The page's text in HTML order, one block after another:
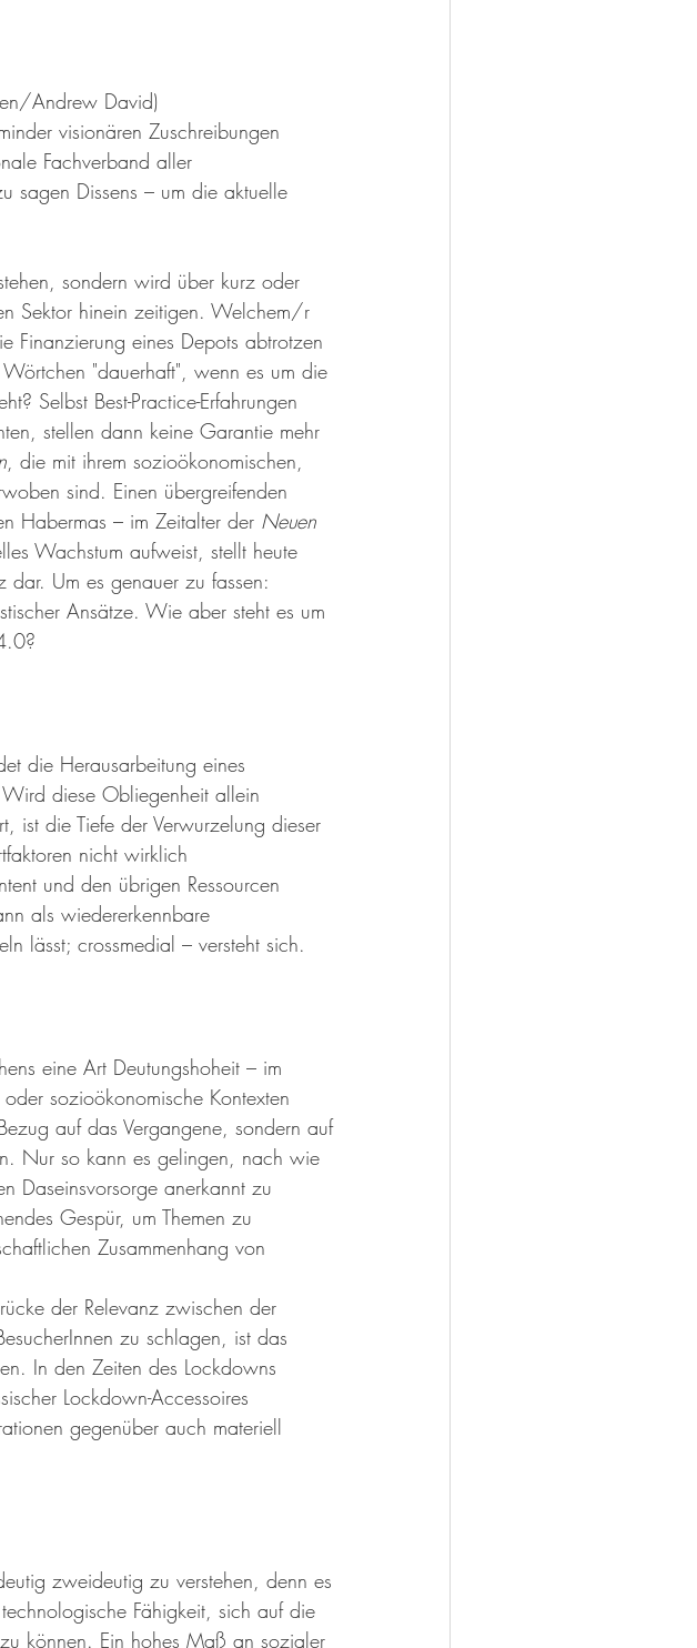
Andrew David)
visionären Zuschreibungen
Fachverband aller
sagen Dissens – um die aktuelle
sondern wird über kurz oder
Sektor hinein zeitigen. Welchem/r
Finanzierung eines Depots abtrotzen
"dauerhaft", wenn es um die
Selbst Best-Practice-Erfahrungen
stellen dann keine Garantie mehr
, die mit ihrem sozioökonomischen,
sind. Einen übergreifenden
Habermas – im Zeitalter der Neuen
Wachstum aufweist, stellt heute
dar. Um es genauer zu fassen:
Ansätze. Wie aber steht es um
die Herausarbeitung eines
diese Obliegenheit allein
ist die Tiefe der Verwurzelung dieser
nicht wirklich
und den übrigen Ressourcen
als wiedererkennbare
lässt; crossmedial – versteht sich.
eine Art Deutungshoheit – im
sozioökonomische Kontexten
auf das Vergangene, sondern auf
Nur so kann es gelingen, nach wie
Daseinsvorsorge anerkannt zu
Gespür, um Themen zu
Zusammenhang von
der Relevanz zwischen der
zu schlagen, ist das
In den Zeiten des Lockdowns
Lockdown-Accessoires
gegenüber auch materiell
zweideutig zu verstehen, denn es
Fähigkeit, sich auf die
können. Ein hohes Maß an sozialer